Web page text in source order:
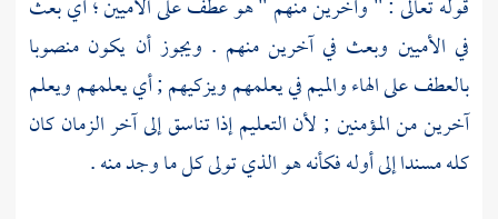
قوله تعالى : " وآخرين منهم " هو عطف على الأميين ؛ أي بعث
في الأميين وبعث في آخرين منهم . ويجوز أن يكون منصوبا
بالعطف على الهاء والميم في يعلمهم ويزكيهم ; أي يعلمهم ويعلم
آخرين من المؤمنين ; لأن التعليم إذا تناسق إلى آخر الزمان كان
كله مسندا إلى أوله فكأنه هو الذي تولى كل ما وجد منه .